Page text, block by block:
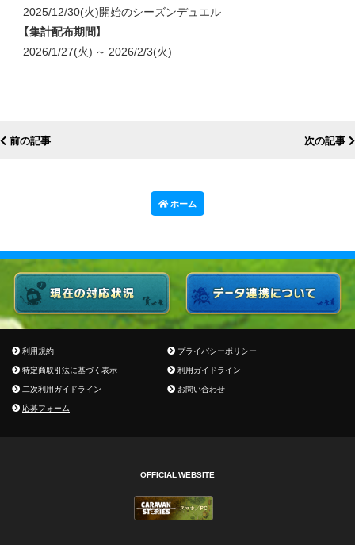
2025/12/30(火)開始のシーズンデュエル
【集計配布期間】
2026/1/27(火) ～ 2026/2/3(火)
前の記事 次の記事
ホーム
利用規約
プライバシーポリシー
特定商取引法に基づく表示
利用ガイドライン
二次利用ガイドライン
お問い合わせ
応募フォーム
OFFICIAL WEBSITE